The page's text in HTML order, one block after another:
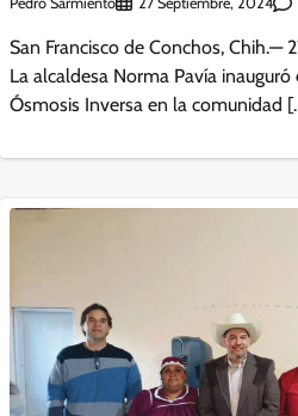
San Francisco de Conchos, Chih.—
La alcaldesa Norma Pavía
Ósmosis Inversa en la comunidad